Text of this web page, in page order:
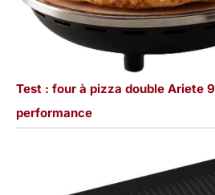
Test : four à pizza double Ariete
performance